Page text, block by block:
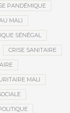
PANDÉMIQUE
MALI
SÉNÉGAL
CRISE SANITAIRE
MALI